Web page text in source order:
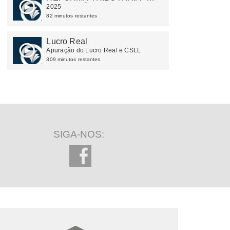
NOTAS TÉCNICAS E
IMPACTOS OPERACIONAIS
2025
82 minutos restantes
Lucro Real
Apuração do Lucro Real e CSLL
309 minutos restantes
SIGA-NOS: